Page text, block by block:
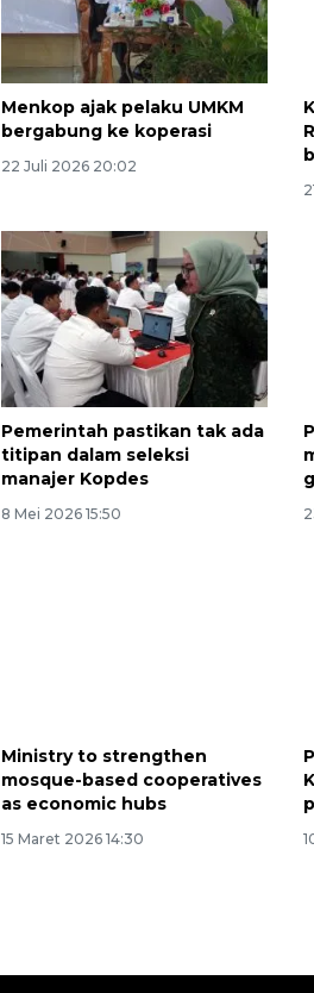
Menkop ajak pelaku UMKM
bergabung ke koperasi
22 Juli 2026 20:02
Pemerintah pastikan tak ada
titipan dalam seleksi
manajer Kopdes
8 Mei 2026 15:50
Ministry to strengthen
mosque-based cooperatives
as economic hubs
15 Maret 2026 14:30
Sinyal
2026-08-05